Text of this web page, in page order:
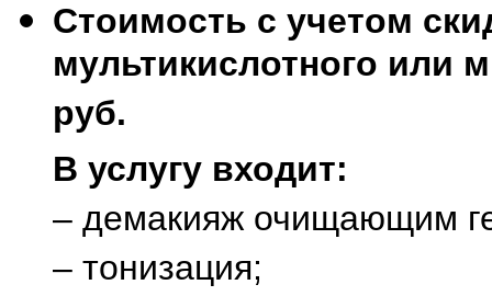
Стоимость с учетом
мультикислотного или
руб.
В услугу входит:
– демакияж очищающим
– тонизация;